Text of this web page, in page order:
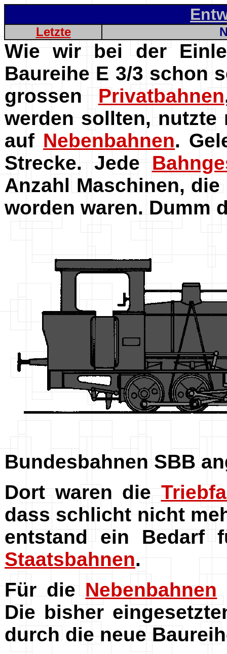
Letzte
Wie wir bei der
Baureihe E 3/3 schon
grossen Privatbahnen
werden sollten, nutzte
auf Nebenbahnen.
Strecke. Jede
Anzahl Maschinen,
worden waren. Dumm
Bundesbahnen SBB
Dort waren die
dass schlicht nicht
entstand ein Bedarf
Staatsbahnen.
Für die Nebenbahnen
Die bisher
durch die neue